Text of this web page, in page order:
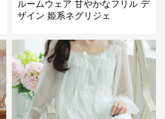
ルームウェア 甘やかなフリル デ
ザイン 姫系ネグリジェ